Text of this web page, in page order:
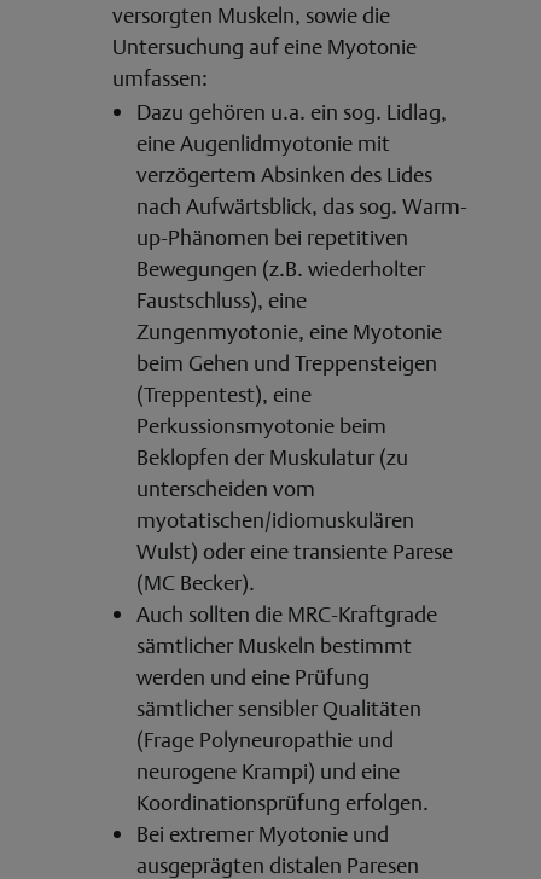
versorgten Muskeln, sowie die
Untersuchung auf eine Myotonie
umfassen:
Dazu gehören u.a. ein sog. Lidlag,
eine Augenlidmyotonie mit
verzögertem Absinken des Lides
nach Aufwärtsblick, das sog. Warm-
up-Phänomen bei repetitiven
Bewegungen (z.B. wiederholter
Faustschluss), eine
Zungenmyotonie, eine Myotonie
beim Gehen und Treppensteigen
(Treppentest), eine
Perkussionsmyotonie beim
Beklopfen der Muskulatur (zu
unterscheiden vom
myotatischen/idiomuskulären
Wulst) oder eine transiente Parese
(MC Becker).
Auch sollten die MRC-Kraftgrade
sämtlicher Muskeln bestimmt
werden und eine Prüfung
sämtlicher sensibler Qualitäten
(Frage Polyneuropathie und
neurogene Krampi) und eine
Koordinationsprüfung erfolgen.
Bei extremer Myotonie und
ausgeprägten distalen Paresen